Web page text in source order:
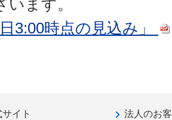
います。
3:00時点の見込み」
イト 法人のお